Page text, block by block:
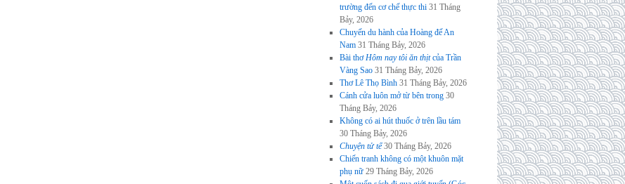
trường đến cơ chế thực thi 31 Tháng
Bảy, 2026
Chuyến du hành của Hoàng đế An
Nam 31 Tháng Bảy, 2026
Bài thơHôm nay tôi ăn thịtcủa Trần
Vàng Sao 31 Tháng Bảy, 2026
Thơ Lê Thọ Bình 31 Tháng Bảy, 2026
Cánh cửa luôn mở từ bên trong 30
Tháng Bảy, 2026
Không có ai hút thuốc ở trên lầu tám
30 Tháng Bảy, 2026
Chuyện tử tế 30 Tháng Bảy, 2026
Chiến tranh không có một khuôn mặt
phụ nữ 29 Tháng Bảy, 2026